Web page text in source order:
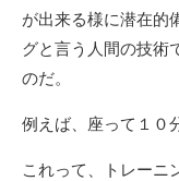
が出来る様に潜在的
グと言う人間の技術
のだ。
例えば、座って１０
これって、トレーニ